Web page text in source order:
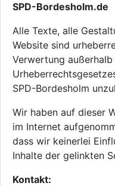
SPD-Bordesholm.de
Alle Texte, alle
Website sind
Verwertung
SPD-Bordesholm
Wir haben auf dieser
im Internet
dass wir keinerlei
Inhalte der gelinkten
Kontakt: